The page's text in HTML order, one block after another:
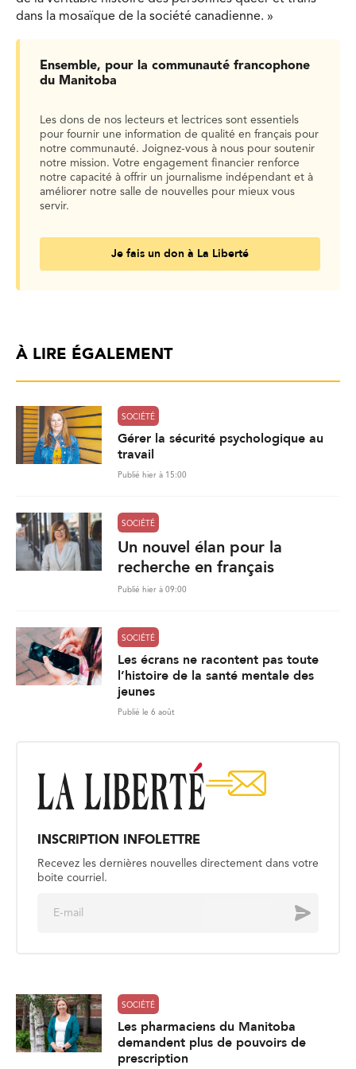
dans la mosaïque de la société canadienne. »
Ensemble, pour la communauté francophone
du Manitoba
Les dons de nos lecteurs et lectrices sont essentiels
pour fournir une information de qualité en français pour
notre communauté. Joignez-vous à nous pour soutenir
notre mission. Votre engagement financier renforce
notre capacité à offrir un journalisme indépendant et à
améliorer notre salle de nouvelles pour mieux vous
servir.
Je fais un don à La Liberté
À LIRE ÉGALEMENT
SOCIÉTÉ
Gérer la sécurité psychologique au
travail
Publié hier à 15:00
SOCIÉTÉ
Un nouvel élan pour la
recherche en français
Publié hier à 09:00
SOCIÉTÉ
Les écrans ne racontent pas toute
l’histoire de la santé mentale des
jeunes
Publié le 6 août
INSCRIPTION INFOLETTRE
Recevez les dernières nouvelles directement dans votre
boite courriel.
Envoyer
SOCIÉTÉ
Les pharmaciens du Manitoba
demandent plus de pouvoirs de
prescription